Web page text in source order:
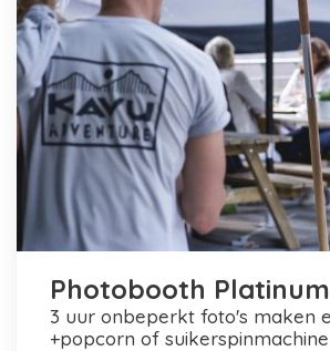
Photobooth Platinum
3 uur onbeperkt foto's maken en printen
+popcorn of suikerspinmachine